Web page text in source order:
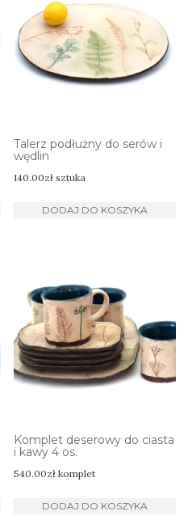
Talerz podłużny do serów i
wędlin
140.00zł sztuka
DODAJ DO KOSZYKA
Komplet deserowy do ciasta
i kawy 4 os.
540.00zł komplet
DODAJ DO KOSZYKA